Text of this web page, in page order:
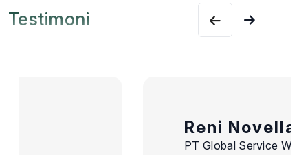
Testimoni
PT Global Service Wisata